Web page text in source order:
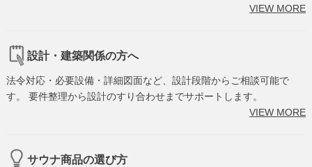
VIEW MORE
設計・建築関係の方へ
法令対応・必要設備・詳細図面など、設計段階からご相談可能で
す。 要件整理から設計のすり合わせまでサポートします。
VIEW MORE
サウナ商品の選び方